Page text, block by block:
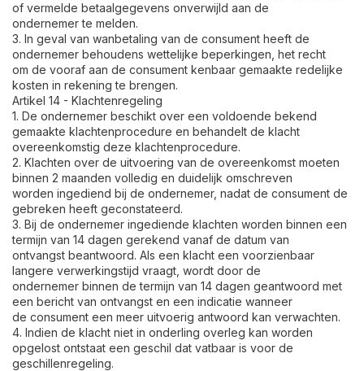
of vermelde betaalgegevens onverwijld aan de
ondernemer te melden.
3. In geval van wanbetaling van de consument heeft de
ondernemer behoudens wettelijke beperkingen, het recht
om de vooraf aan de consument kenbaar gemaakte redelijke
kosten in rekening te brengen.
Artikel 14 - Klachtenregeling
1. De ondernemer beschikt over een voldoende bekend
gemaakte klachtenprocedure en behandelt de klacht
overeenkomstig deze klachtenprocedure.
2. Klachten over de uitvoering van de overeenkomst moeten
binnen 2 maanden volledig en duidelijk omschreven
worden ingediend bij de ondernemer, nadat de consument de
gebreken heeft geconstateerd.
3. Bij de ondernemer ingediende klachten worden binnen een
termijn van 14 dagen gerekend vanaf de datum van
ontvangst beantwoord. Als een klacht een voorzienbaar
langere verwerkingstijd vraagt, wordt door de
ondernemer binnen de termijn van 14 dagen geantwoord met
een bericht van ontvangst en een indicatie wanneer
de consument een meer uitvoerig antwoord kan verwachten.
4. Indien de klacht niet in onderling overleg kan worden
opgelost ontstaat een geschil dat vatbaar is voor de
geschillenregeling.